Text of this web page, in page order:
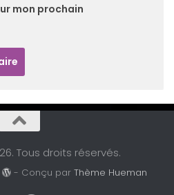
mon prochain
Tous droits réservés.
- Conçu parThème Hueman